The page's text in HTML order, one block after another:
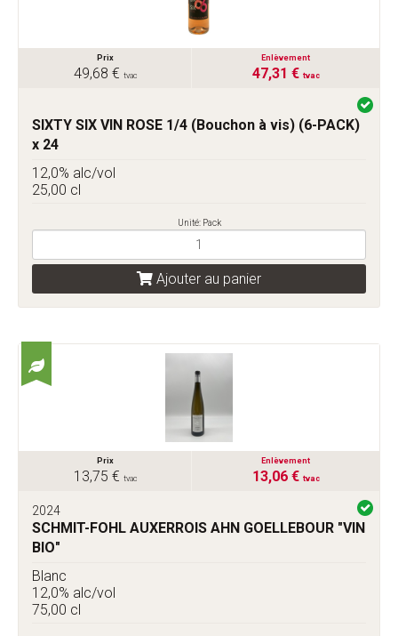
Prix
49,68 € tvac
Enlèvement
47,31 € tvac
SIXTY SIX VIN ROSE 1/4 (Bouchon à vis) (6-PACK)
x 24
12,0% alc/vol
25,00 cl
Unité: Pack
Ajouter au panier
Prix
13,75 € tvac
Enlèvement
13,06 € tvac
2024
SCHMIT-FOHL AUXERROIS AHN GOELLEBOUR "VIN
BIO"
Blanc
12,0% alc/vol
75,00 cl